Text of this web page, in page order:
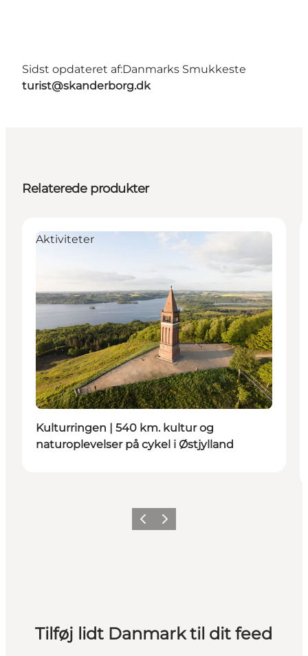
Sidst opdateret af:Danmarks Smukkeste
turist@skanderborg.dk
Relaterede produkter
Aktiviteter
Kulturringen | 540 km. kultur og
naturoplevelser på cykel i Østjylland
ForrigeNæste
Tilføj lidt Danmark til dit feed